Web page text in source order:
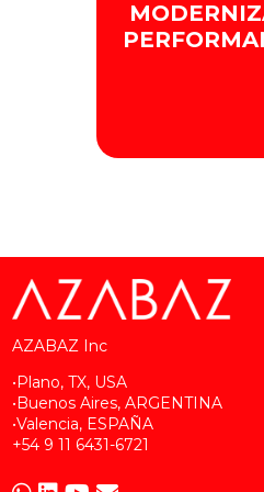
del software
Optimizamos
la capacidad
+ INFO
AZABAZ Inc
•Plano, TX, USA
•Buenos Aires, ARGENTINA
•Valencia, ESPAÑA
+54 9 11 6431-6721